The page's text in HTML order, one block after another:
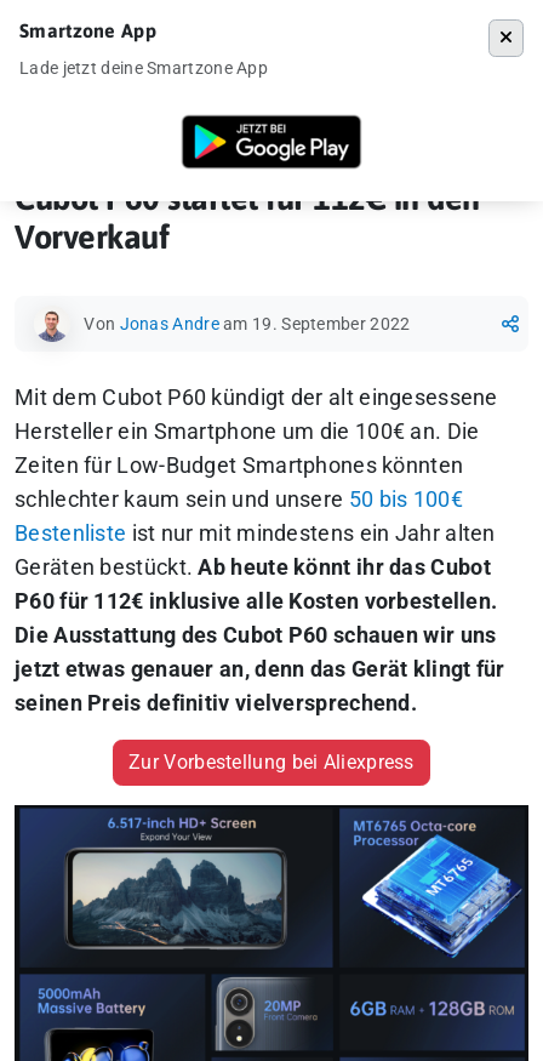
Ankündigung Cubot P60 startet für 112€ in den
Cubot P60 startet für 112€ in den
Vorverkauf
Von Jonas Andream 19. September 2022
Mit dem Cubot P60 kündigt der alt eingesessene
Hersteller ein Smartphone um die 100€ an. Die
Zeiten für Low-Budget Smartphones könnten
schlechter kaum sein und unsere 50 bis 100€
Bestenliste ist nur mit mindestens ein Jahr alten
Geräten bestückt.Ab heute könnt ihr das Cubot
P60 für 112€ inklusive alle Kosten vorbestellen.
Die Ausstattung des Cubot P60 schauen wir uns
jetzt etwas genauer an, denn das Gerät klingt für
seinen Preis definitiv vielversprechend.
Zur Vorbestellung bei Aliexpress
Smartzone App
Lade jetzt deine Smartzone App